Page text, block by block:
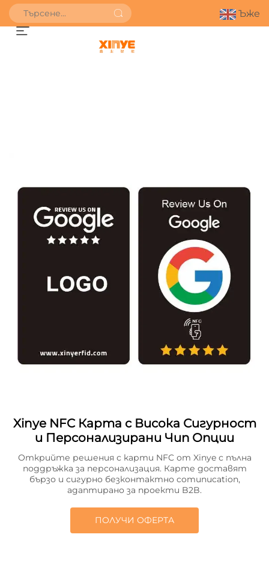
Ъже
Xinye NFC Карта с Висока Сигурност
и Персонализирани Чип Опции
Открийте решения с карти NFC от Xinye с пълна
поддръжка за персонализация. Карте доставят
бързо и сигурно безконтактно comunucation,
адаптирано за проекти B2B.
ПОЛУЧИ ОФЕРТА